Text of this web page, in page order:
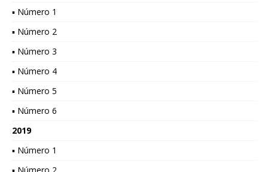
▪ Número 1
▪ Número 2
▪ Número 3
▪ Número 4
▪ Número 5
▪ Número 6
2019
▪ Número 1